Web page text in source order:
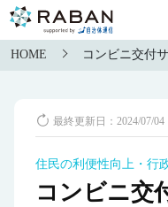
HOME コンビニ交付
最終更新日：2024/07/04
住民の利便性向上・行
コンビニ交